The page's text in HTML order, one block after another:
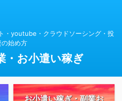
・youtube・クラウドソーシング・投
の始め方
・お小遣い稼ぎ
お小遣い稼ぎ・副業お